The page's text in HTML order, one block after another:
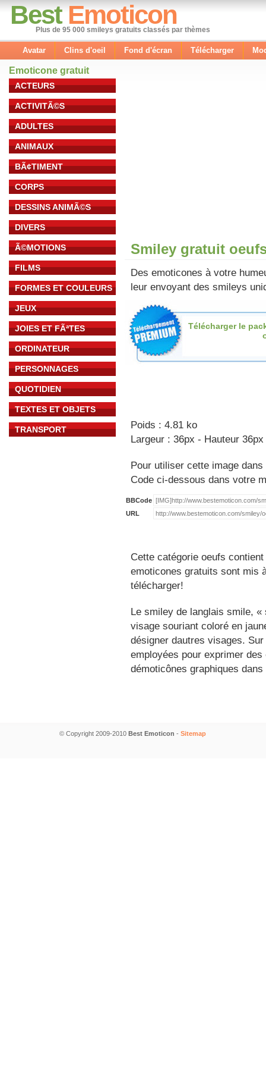
Best Emoticon
Plus de 95 000 smileys gratuits classés par thèmes
Avatar Clins d'oeil Fond d'écran Télécharger
Emoticone gratuit
ACTEURS
ACTIVITÃ©S
ADULTES
ANIMAUX
BÃ¢TIMENT
CORPS
DESSINS ANIMÃ©S
DIVERS
Ã©MOTIONS
FILMS
FORMES ET COULEURS
JEUX
JOIES ET FÃªTES
ORDINATEUR
PERSONNAGES
QUOTIDIEN
TEXTES ET OBJETS
TRANSPORT
Smiley gratuit
Des emoticones à votre
leur envoyant des smileys
Télécharger le
Poids : 4.81 ko
Largeur : 36px - Hauteur 36px
Pour utiliser cette image
Code ci-dessous dans votre
BBCode
URL
Cette catégorie oeufs
emoticones gratuits sont mis
télécharger!
Le smiley de langlais smile,
visage souriant coloré en
désigner dautres visages.
employées pour exprimer
démoticônes graphiques
© Copyright 2009-2010 Best Emoticon - Sitemap